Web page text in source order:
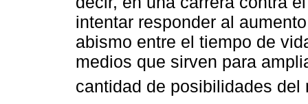
intentar responder al
abismo entre el tiempo de
medios que sirven para
cantidad de posibilidades